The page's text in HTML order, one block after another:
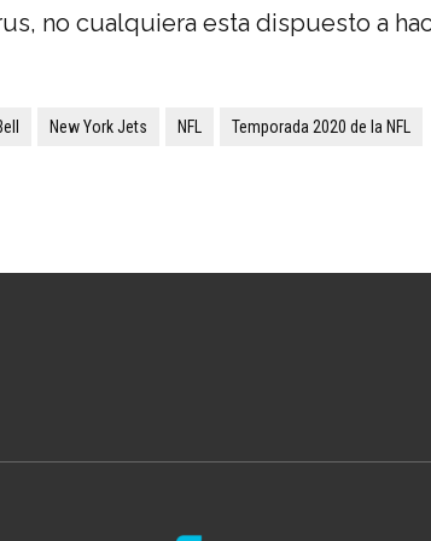
no cualquiera esta dispuesto a
New York Jets NFL Temporada 2020 de la NFL